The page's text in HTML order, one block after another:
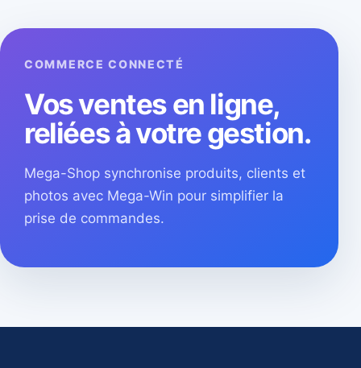
COMMERCE CONNECTÉ
Vos ventes en ligne,
reliées à votre gestion.
Mega-Shop synchronise produits, clients et
photos avec Mega-Win pour simplifier la
prise de commandes.